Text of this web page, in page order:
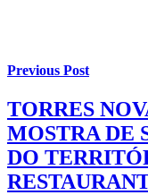
Previous Post
TORRES
MOSTRA DE
DO